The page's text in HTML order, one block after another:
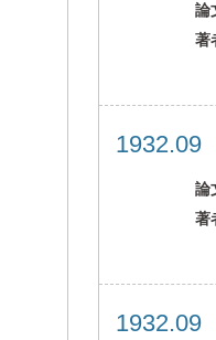
論
著
論
著